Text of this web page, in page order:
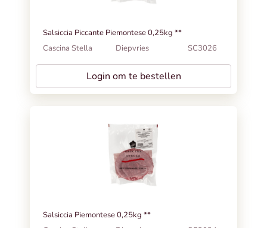
Salsiccia Piccante Piemontese 0,25kg **
Cascina Stella
Diepvries SC3026
Login om te bestellen
Salsiccia Piemontese 0,25kg **